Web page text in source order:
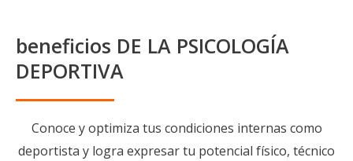
beneficios DE LA PSICOLOGÍA
DEPORTIVA
Conoce y optimiza tus condiciones internas como
deportista y logra expresar tu potencial físico, técnico